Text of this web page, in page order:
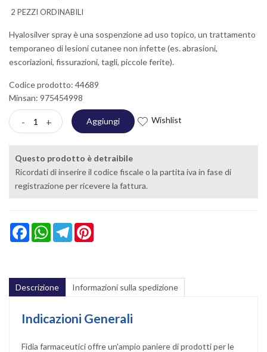
2 PEZZI ORDINABILI
Hyalosilver spray è una sospenzione ad uso topico, un trattamento
temporaneo di lesioni cutanee non infette (es. abrasioni,
escoriazioni, fissurazioni, tagli, piccole ferite).
Codice prodotto: 44689
Minsan: 975454998
- + Aggiungi Wishlist
Questo prodotto è detraibile
Ricordati di inserire il codice fiscale o la partita iva in fase di
registrazione per ricevere la fattura.
FacebookWhatsAppTelegram
Descrizione Informazioni sulla spedizione
Indicazioni Generali
Fidia farmaceutici offre un'ampio paniere di prodotti per le